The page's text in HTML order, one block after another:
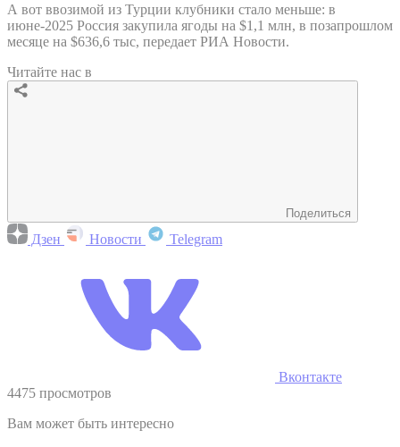
А вот ввозимой из Турции клубники стало меньше: в
июне-2025 Россия закупила ягоды на $1,1 млн, в позапрошлом
месяце на $636,6 тыс, передает РИА Новости.
Читайте нас в
Поделиться
Дзен Новости Telegram
Вконтакте
4475 просмотров
Вам может быть интересно